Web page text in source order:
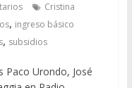
Cristina
, ingreso básico
, subsidios
Paco Urondo, José